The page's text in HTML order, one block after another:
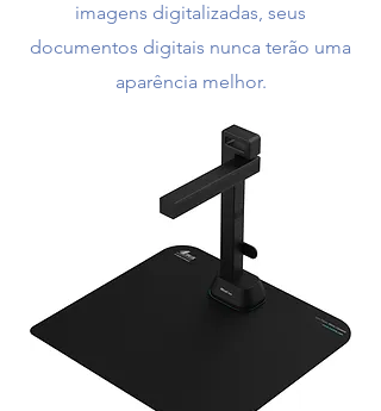
imagens digitalizadas, seus
documentos digitais nunca terão uma
aparência melhor.